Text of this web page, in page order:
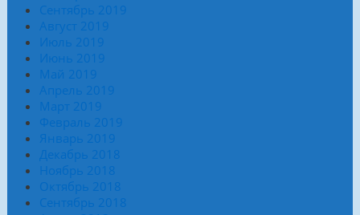
Сентябрь 2019
Август 2019
Июль 2019
Июнь 2019
Май 2019
Апрель 2019
Март 2019
Февраль 2019
Январь 2019
Декабрь 2018
Ноябрь 2018
Октябрь 2018
Сентябрь 2018